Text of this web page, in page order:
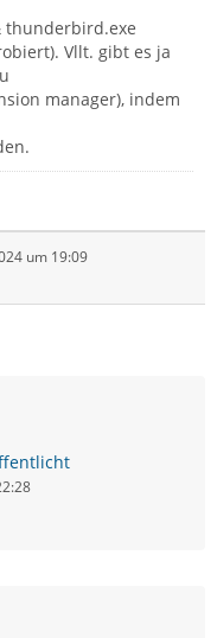
thunderbird.exe
Vllt. gibt es ja
manager), indem
um 19:09